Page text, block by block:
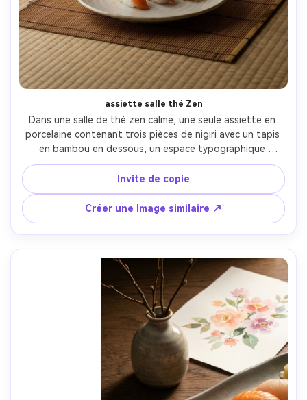
assiette salle thé Zen
Dans une salle de thé zen calme, une seule assiette en
porcelaine contenant trois pièces de nigiri avec un tapis
en bambou en dessous, un espace typographique
minimaliste en feuille d'or en haut, un mur beige atténué,
une lumière ambiante douce avec un déclin d'ombre doux,
Sony A7IV 55mm f/1.8, composition centrée, humeur calme
et attentive, textures réalistes, ombres naturelles, haute
résolution, mise au point nette-AR 4:5
Invite de copie
Créer une Image similaire ↗